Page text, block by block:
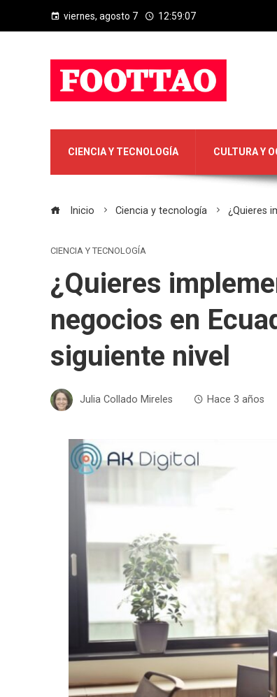
viernes, agosto 7 12:59:08
CIENCIA Y TECNOLOGÍA CULTURA Y
Inicio Ciencia y tecnología ¿Quieres
CIENCIA Y TECNOLOGÍA
¿Quieres
negocios en
siguiente nivel
Julia Collado Mireles Hace 3 años